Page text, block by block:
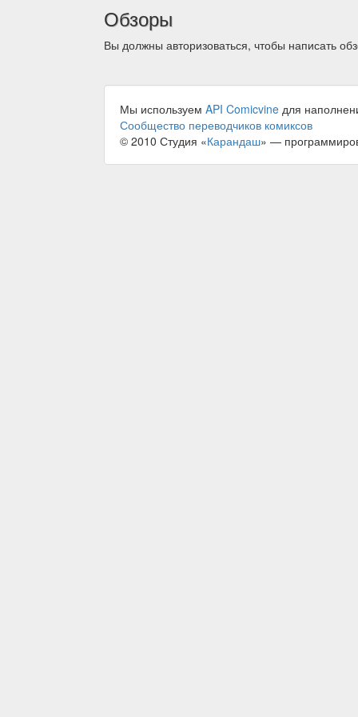
Обзоры
Вы должны авторизоваться, чтобы написать
Мы используем API Comicvine для
Сообщество переводчиков комиксов
© 2010 Студия «Карандаш» —